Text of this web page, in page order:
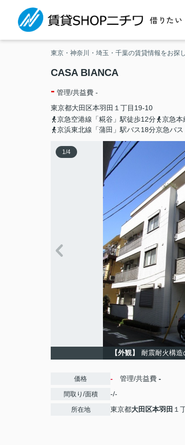
借りたい
東京・神奈川・埼玉・千葉の賃貸情報をお探
CASA BIANCA
- 管理/共益費 -
東京都大田区本羽田 １丁目19-10
京急空港線「糀谷」駅徒歩12分
京急本
京浜東北線「蒲田」駅バス18分京急バ
1/4
【外観】 耐震耐火構造
価格 - 管理/共益費 -
間取り/面積 -/-
所在地 東京都大田区本羽田 １